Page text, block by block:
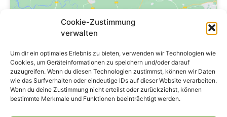
Cookie-Zustimmung
verwalten
Um dir ein optimales Erlebnis zu bieten, verwenden wir Technologien wie
Cookies, um Geräteinformationen zu speichern und/oder darauf
zuzugreifen. Wenn du diesen Technologien zustimmst, können wir Daten
wie das Surfverhalten oder eindeutige IDs auf dieser Website verarbeiten.
Wenn du deine Zustimmung nicht erteilst oder zurückziehst, können
bestimmte Merkmale und Funktionen beeinträchtigt werden.
Klicke hier, um marketing-Cookies zu
akzeptieren und diesen Inhalt zu
aktivieren